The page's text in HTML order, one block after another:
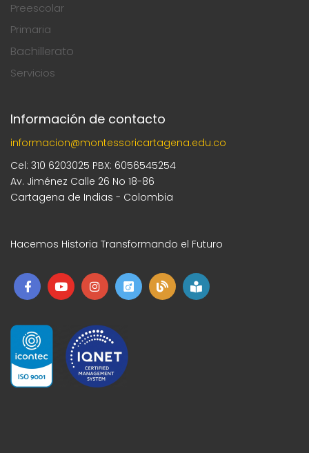
Preescolar
Primaria
Bachillerato
Servicios
Información de contacto
informacion@montessoricartagena.edu.co
Cel: 310 6203025 PBX: 6056545254
Av. Jiménez Calle 26 No 18-86
Cartagena de Indias - Colombia
Hacemos Historia Transformando el Futuro